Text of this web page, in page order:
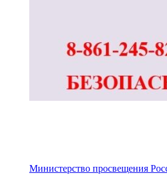
Министерство просвещения